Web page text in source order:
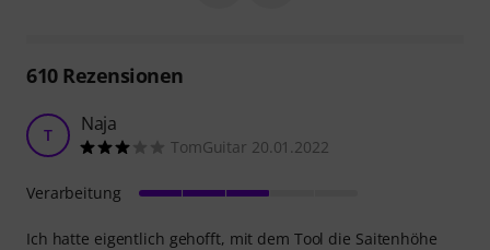
610Rezensionen
T Naja
TomGuitar 20.01.2022
Ich hatte eigentlich gehofft, mit dem Tool die Saitenhöhe
Verarbeitung